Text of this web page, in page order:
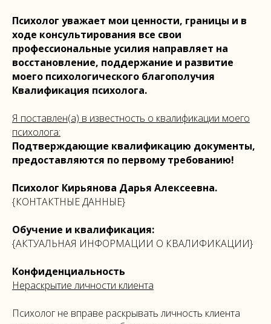
Психолог уважает мои ценности, границы и в
ходе консультирования все свои
профессиональные усилия направляет на
восстановление, поддержание и развитие
моего психологического благополучия
Квалификация психолога.
Я поставлен(а) в известность о квалификации моего
психолога:
Подтверждающие квалификацию документы,
предоставляются по первому требованию!
Психолог Кирьянова Дарья Алексеевна.
{КОНТАКТНЫЕ ДАННЫЕ}
Обучение и квалификация:
{АКТУАЛЬНАЯ ИНФОРМАЦИИ О КВАЛИФИКАЦИИ}
Конфиденциальность
Нераскрытие личности клиента
Психолог не вправе раскрывать личность клиента